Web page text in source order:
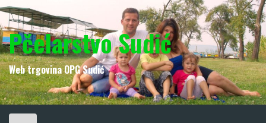
Skip
to
content
Pčelarstvo Sudić
Web trgovina OPG Sudić